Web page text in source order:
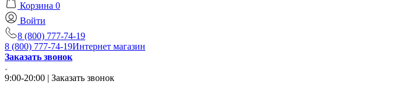
Корзина 0
Войти
8 (800) 777-74-19
8 (800) 777-74-19Интернет магазин
Заказать звонок
9:00-20:00 | Заказать звонок